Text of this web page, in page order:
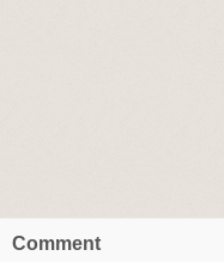
Comment